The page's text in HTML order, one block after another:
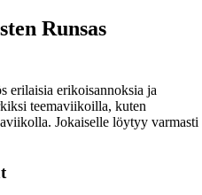
Runsas
erilaisia erikoisannoksia ja
teemaviikoilla, kuten
Jokaiselle löytyy varmasti